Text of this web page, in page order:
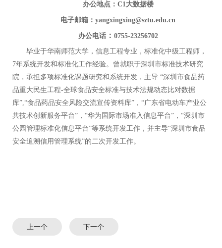
办公地点： C1大数据楼
电子邮箱：yangxingxing@sztu.edu.cn
办公电话： 0755-23256702
毕业于华南师范大学，信息工程专业，标准化中级工程师，
7年系统开发和标准化工作经验。曾就职于深圳市标准技术研究
院，承担多项标准化课题研究和系统开发，主导 “深圳市食品药
品重大民生工程-全球食品安全标准与技术法规动态比对数据
库”,“食品药品安全风险交流宣传资料库”，“广东省电动车产业公
共技术创新服务平台”，“华为国际市场准入信息平台”，“深圳市
公园管理标准化信息平台”等系统开发工作，并主导“深圳市食品
安全追溯信用管理系统”的二次开发工作。
上一个 下一个